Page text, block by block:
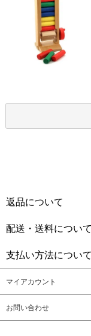
返品について
配送・送料について
支払い方法について
マイアカウント
お問い合わせ